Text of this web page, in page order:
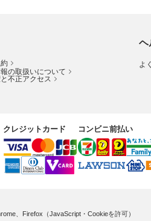
の取扱いについて
不正アクセス
ヘ
よ
クレジットカード コンビニ前払い
、Firefox（JavaScript・Cookieを許可）